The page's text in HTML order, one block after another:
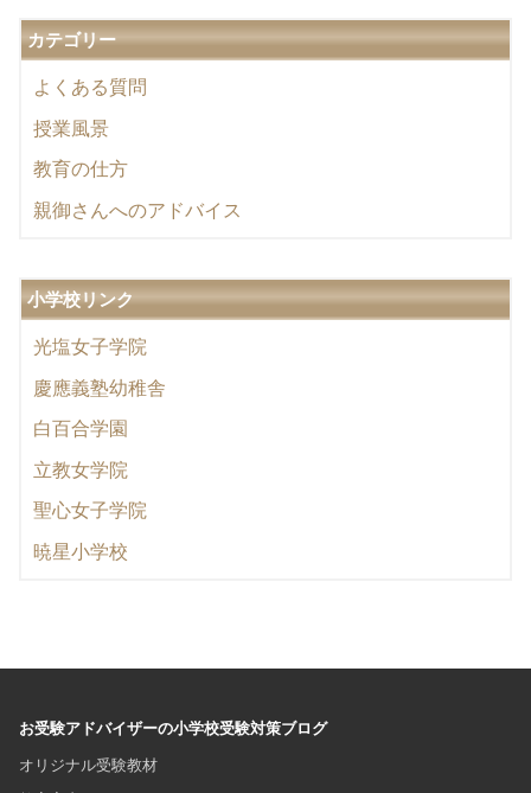
カテゴリー
よくある質問
授業風景
教育の仕方
親御さんへのアドバイス
小学校リンク
光塩女子学院
慶應義塾幼稚舎
白百合学園
立教女学院
聖心女子学院
暁星小学校
お受験アドバイザーの小学校受験対策ブログ
オリジナル受験教材